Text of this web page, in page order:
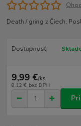
Death / gring z Čiech.
Dostupnosť
9,99 €/ks
8,12 € bez DPH